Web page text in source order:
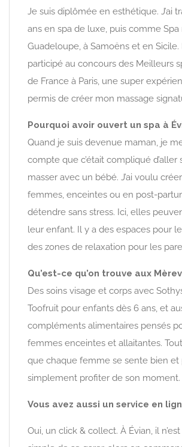
Je suis diplômée en esthétique. J’ai
ans en spa de luxe, puis comme
Guadeloupe, à Samoëns et en Sicile.
participé au concours des Meilleurs
de France à Paris, une super
permis de créer mon massage
Pourquoi avoir ouvert un spa à
Quand je suis devenue maman, je
compte que c’était compliqué d’aller
masser avec un bébé. J’ai voulu
femmes, enceintes ou en post-
détendre sans stress. Ici, elles
leur enfant. Il y a des espaces pour
des zones de relaxation pour les
Qu’est-ce qu’on trouve aux
Des soins visage et corps avec
Toofruit pour enfants dès 6 ans, et
compléments alimentaires pensés
femmes enceintes et allaitantes.
que chaque femme se sente bien et
simplement profiter de son moment.
Vous avez aussi un service en
Oui, un click & collect. À Évian, il